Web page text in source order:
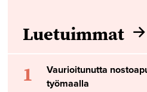
Luetuimmat
1
Vaurioitunutta
työmaalla